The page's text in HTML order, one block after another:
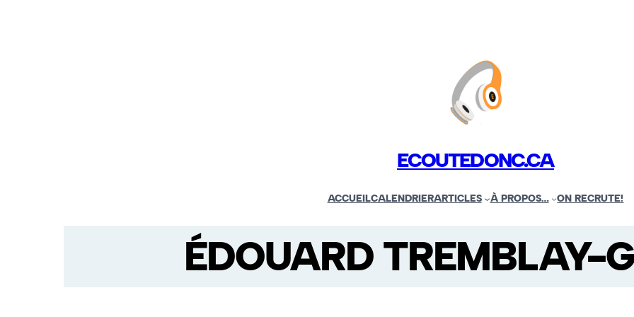
ECOUTEDONC.CA
ACCUEILCALENDRIERARTICLES À PROPOS… ON RECRUTE!
ÉDOUARD TREMBLAY-